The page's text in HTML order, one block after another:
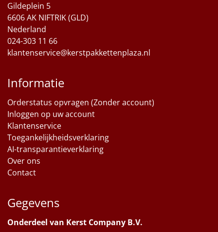
Gildeplein 5
6606 AK NIFTRIK (GLD)
Nederland
024-303 11 66
klantenservice@kerstpakkettenplaza.nl
Informatie
Orderstatus opvragen (Zonder account)
Inloggen op uw account
Klantenservice
Toegankelijkheidsverklaring
AI-transparantieverklaring
Over ons
Contact
Gegevens
Onderdeel van Kerst Company B.V.